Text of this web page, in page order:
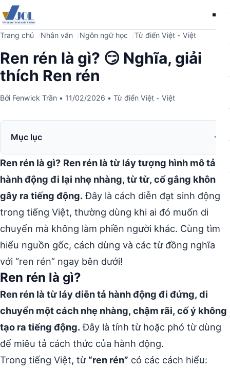
Trang chủ Nhân văn Ngôn ngữ học Từ điển Việt - Việt
Ren rén là gì? 😏 Nghĩa, giải
thích Ren rén
Bởi Fenwick Trần • 11/02/2026 • Từ điển Việt - Việt
Mục lục
Ren rén là gì? Ren rén là từ láy tượng hình mô tả
hành động đi lại nhẹ nhàng, từ từ, cố gắng không
gây ra tiếng động.Đây là cách diễn đạt sinh động
trong tiếng Việt, thường dùng khi ai đó muốn di
chuyển mà không làm phiền người khác. Cùng tìm
hiểu nguồn gốc, cách dùng và các từ đồng nghĩa
với “ren rén” ngay bên dưới!
Ren rén là gì?
Ren rén là từ láy diễn tả hành động đi đứng, di
chuyển một cách nhẹ nhàng, chậm rãi, cố ý không
tạo ra tiếng động.Đây là tính từ hoặc phó từ dùng
để miêu tả cách thức của hành động.
Trong tiếng Việt, từ “ren rén” có các cách hiểu: